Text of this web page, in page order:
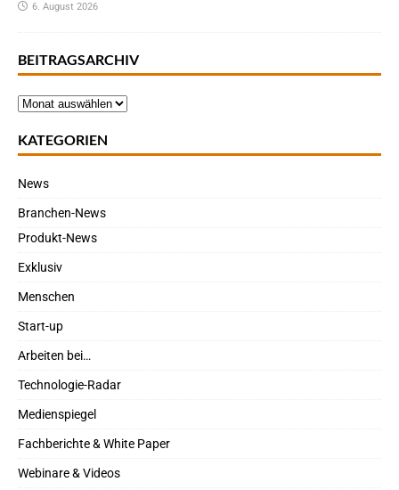
6. August 2026
BEITRAGSARCHIV
KATEGORIEN
News
Branchen-News
Produkt-News
Exklusiv
Menschen
Start-up
Arbeiten bei…
Technologie-Radar
Medienspiegel
Fachberichte & White Paper
Webinare & Videos